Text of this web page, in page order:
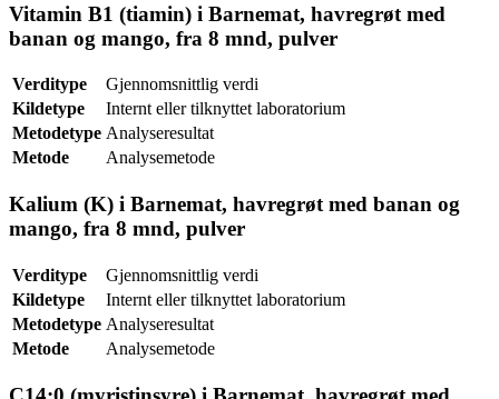
Vitamin B1 (tiamin) i Barnemat, havregrøt med
banan og mango, fra 8 mnd, pulver
Verditype
Gjennomsnittlig verdi
Kildetype
Internt eller tilknyttet laboratorium
Metodetype Analyseresultat
Metode
Analysemetode
Kalium (K) i Barnemat, havregrøt med banan og
mango, fra 8 mnd, pulver
Verditype
Gjennomsnittlig verdi
Kildetype
Internt eller tilknyttet laboratorium
Metodetype Analyseresultat
Metode
Analysemetode